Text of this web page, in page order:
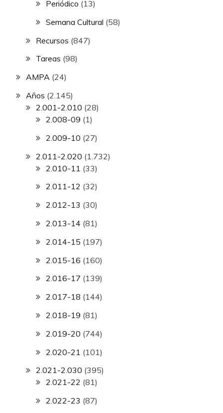
Periódico (13)
Semana Cultural (58)
Recursos (847)
Tareas (98)
AMPA (24)
Años (2.145)
2.001-2.010 (28)
2.008-09 (1)
2.009-10 (27)
2.011-2.020 (1.732)
2.010-11 (33)
2.011-12 (32)
2.012-13 (30)
2.013-14 (81)
2.014-15 (197)
2.015-16 (160)
2.016-17 (139)
2.017-18 (144)
2.018-19 (81)
2.019-20 (744)
2.020-21 (101)
2.021-2.030 (395)
2.021-22 (81)
2.022-23 (87)